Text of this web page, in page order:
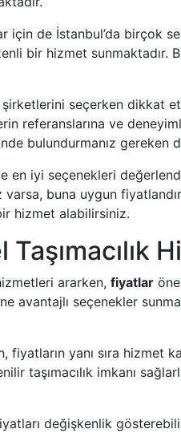
için de İstanbul’da birçok
bir hizmet sunmaktadır.
şirketlerini seçerken dikkat
referanslarına ve
bulundurmanız gereken
en iyi seçenekleri
varsa, buna uygun
hizmet alabilirsiniz.
ararken, fiyatlar
avantajlı seçenekler
fiyatların yanı sıra hizmet
taşımacılık imkanı
fiyatları değişkenlik